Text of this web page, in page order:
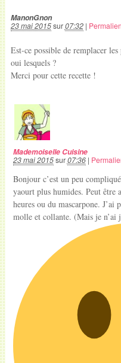
ManonGnon
23 mai 2015sur07:32| Permalien
Est-ce possible de remplacer
oui lesquels ?
Merci pour cette recette !
Mademoiselle Cuisine
23 mai 2015sur07:36|
Bonjour c’est un peu
yaourt plus humides. Peut être
heures ou du mascarpone.
molle et collante. (Mais je n’ai